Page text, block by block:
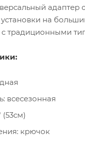
адаптер
на
традиционными
всесезонная
(53см)
крючок